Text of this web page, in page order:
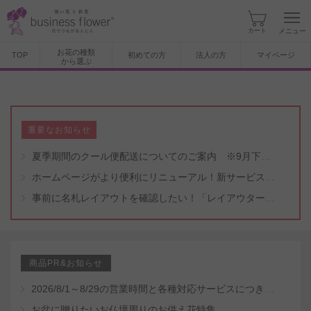
カート メニュー
TOP
お花の種類
から選ぶ
初めての方 法人の方 マイページ
重要なお知らせ
商品PR&お知らせ